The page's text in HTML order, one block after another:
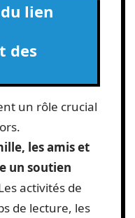
lien
des
un rôle crucial
les amis et
un soutien
activités de
de lecture, les